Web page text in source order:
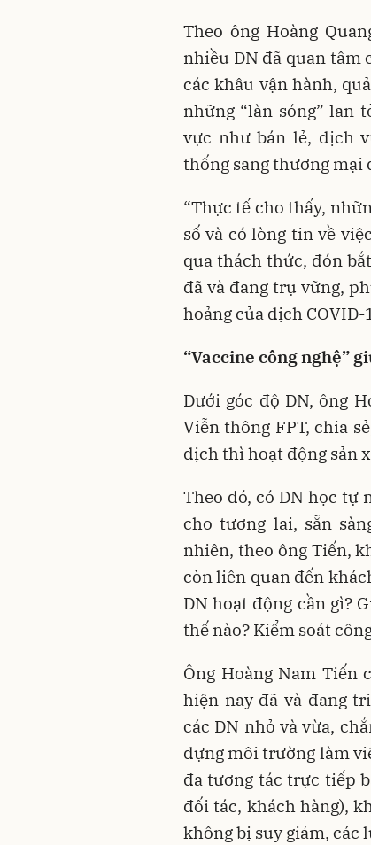
Theo ông Hoàng
nhiều DN đã quan tâm
các khâu vận hành,
những “làn sóng” lan
vực như bán lẻ, dịch
thống sang thương mại
“Thực tế cho thấy,
số và có lòng tin về
qua thách thức, đón
đã và đang trụ vững,
hoảng của dịch
“Vaccine công nghệ”
Dưới góc độ DN, ông
Viễn thông FPT, chia
dịch thì hoạt động sản
Theo đó, có DN học tự
cho tương lai, sẵn
nhiên, theo ông Tiến,
còn liên quan đến
DN hoạt động cần gì?
thế nào? Kiểm soát
Ông Hoàng Nam Tiến
hiện nay đã và đang
các DN nhỏ và vừa,
dựng môi trường làm
đa tương tác trực tiếp
đối tác, khách hàng),
không bị suy giảm, các